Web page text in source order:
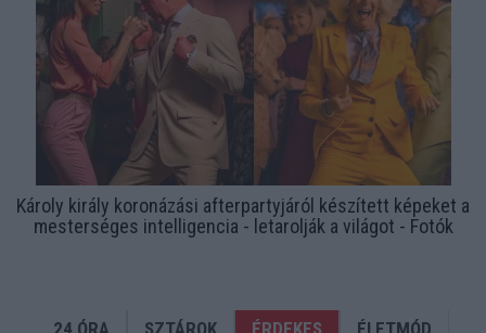
Károly király koronázási afterpartyjáról készített képeket a
mesterséges intelligencia - letarolják a világot - Fotók
24 ÓRA SZTÁROK ÉRDEKES ÉLETMÓD